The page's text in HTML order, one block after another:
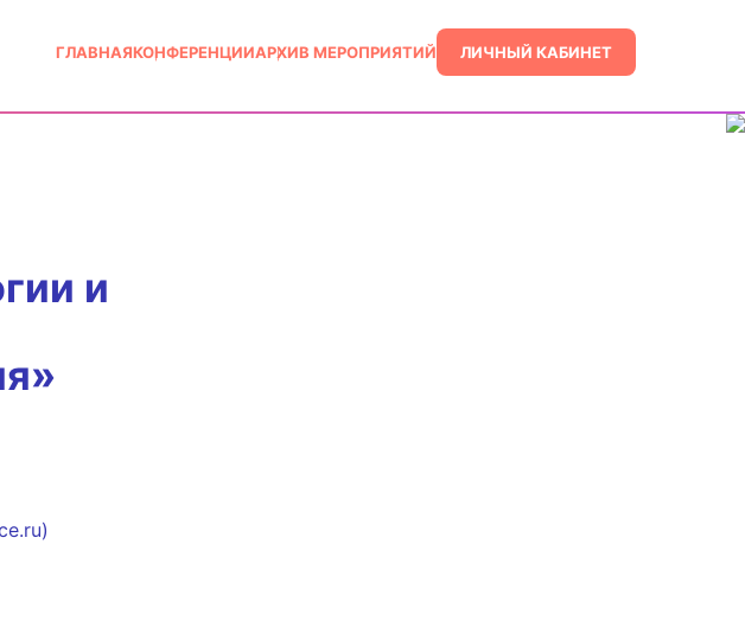
ГЛАВНАЯКОНФЕРЕНЦИИАРХИВ МЕРОПРИЯТИЙ ЛИЧНЫЙ КАБИНЕТ
и